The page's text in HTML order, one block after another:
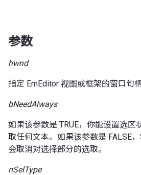
参数
hwnd
指定 EmEditor 视图或框架的窗口句柄
bNeedAlways
如果该参数是 TRUE，你能设置选区
取任何文本。如果该参数是 FALSE，
会取消对选择部分的选取。
nSelType